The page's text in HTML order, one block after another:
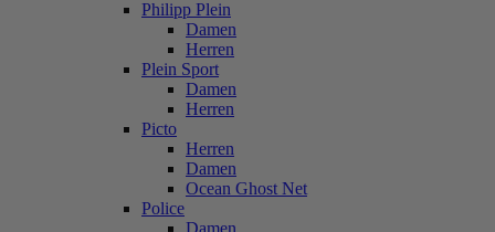
Philipp Plein
Damen
Herren
Plein Sport
Damen
Herren
Picto
Herren
Damen
Ocean Ghost Net
Police
Damen